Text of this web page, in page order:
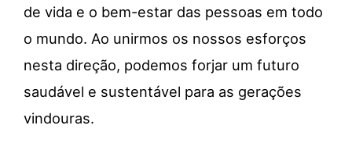
de vida e o bem-estar das pessoas em todo
o mundo. Ao unirmos os nossos esforços
nesta direção, podemos forjar um futuro
saudável e sustentável para as gerações
vindouras.